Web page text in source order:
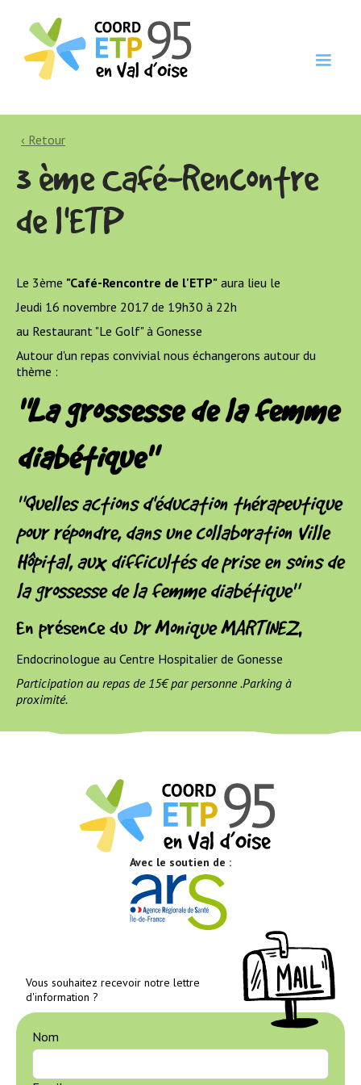
‹ Retour
3 ème Café-Rencontre
de l'ETP
Le 3ème "Café-Rencontre de l'ETP" aura lieu le
Jeudi 16 novembre 2017 de 19h30 à 22h
au Restaurant "Le Golf" à Gonesse
Autour d'un repas convivial nous échangerons autour du
thème :
"La grossesse de la femme
diabétique"
"Quelles actions d'éducation thérapeutique
pour répondre, dans une collaboration Ville
Hôpital, aux difficultés de prise en soins de
la grossesse de la femme diabétique"
En présence du Dr Monique MARTINEZ,
Endocrinologue au Centre Hospitalier de Gonesse
Participation au repas de 15€ par personne .Parking à
proximité.
Avec le soutien de :
Vous souhaitez recevoir notre lettre
d'information ?
Nom